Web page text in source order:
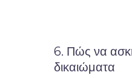
6. Πώς να
δικαιώματα